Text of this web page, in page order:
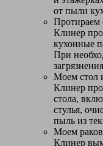
от пыли
Клинер
кухонные
При
Моем стол
Клинер
стола,
стулья,
пыль из
Моем
Клинер